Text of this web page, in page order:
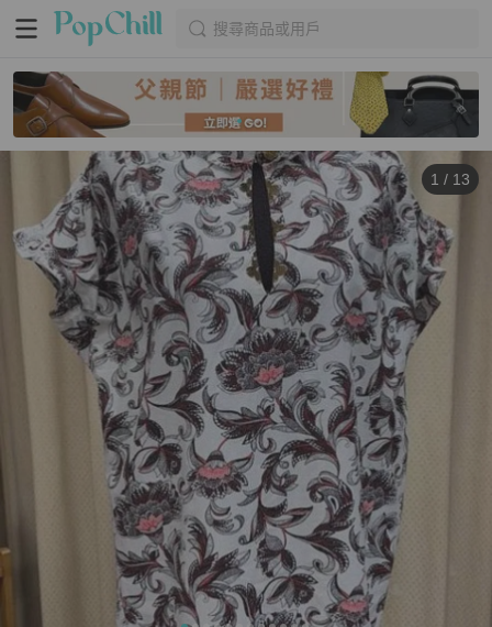
搜尋商品或用戶
1 / 13